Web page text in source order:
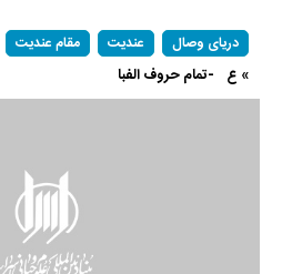
دریای وصال عندیت مقام عندیت
» ع -تمام حروف الفبا